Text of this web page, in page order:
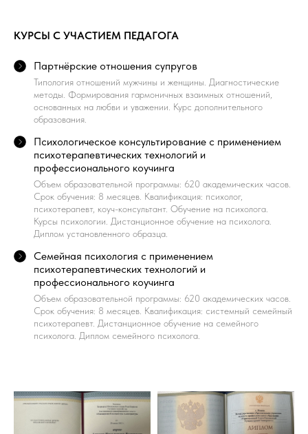
КУРСЫ С УЧАСТИЕМ ПЕДАГОГА
Партнёрские отношения супругов
Типология отношений мужчины и женщины. Диагностические
методы. Формирования гармоничных взаимных отношений,
основанных на любви и уважении. Курс дополнительного
образования.
Психологическое консультирование с применением
психотерапевтических технологий и
профессионального коучинга
Объем образовательной программы: 620 академических часов.
Срок обучения: 8 месяцев. Квалификация: психолог,
психотерапевт, коуч-консультант. Обучение на психолога.
Курсы психологии. Дистанционное обучение на психолога.
Диплом установленного образца.
Семейная психология с применением
психотерапевтических технологий и
профессионального коучинга
Объем образовательной программы: 620 академических часов.
Срок обучения: 8 месяцев. Квалификация: системный семейный
психотерапевт. Дистанционное обучение на семейного
психолога. Диплом семейного психолога.